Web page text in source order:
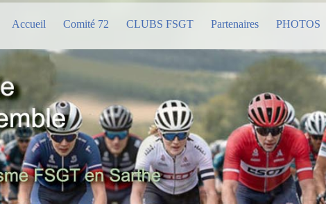
Accueil Comité 72 CLUBS FSGT Partenaires PHOTOS